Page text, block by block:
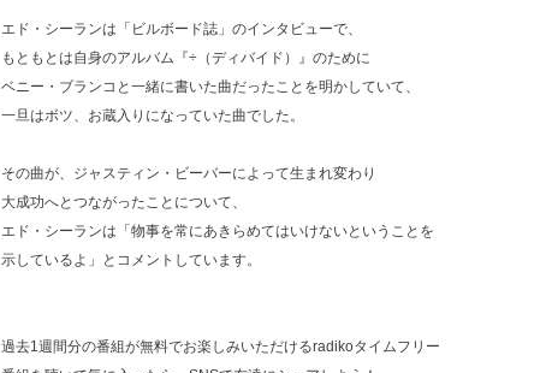
エド・シーランは「ビルボード誌」のインタビューで、
もともとは自身のアルバム『÷（ディバイド）』のために
ベニー・ブランコと一緒に書いた曲だったことを明かしていて、
一旦はボツ、お蔵入りになっていた曲でした。
その曲が、ジャスティン・ビーバーによって生まれ変わり
大成功へとつながったことについて、
エド・シーランは「物事を常にあきらめてはいけないということを
示しているよ」とコメントしています。
過去1週間分の番組が無料でお楽しみいただけるradikoタイムフリー